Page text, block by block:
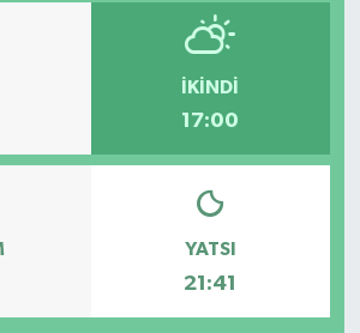
İKINDI
17:00
YATSI
21:41